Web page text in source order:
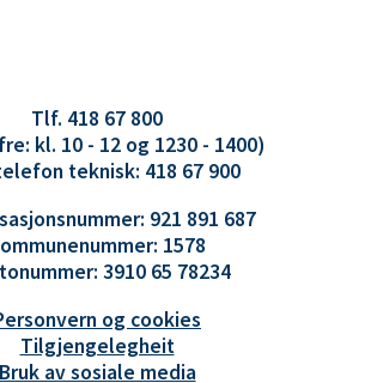
Tlf. 418 67 800
kl. 10 - 12 og 1230 - 1400)
teknisk: 418 67 900
921 891 687
1578
3910 65 78234
og cookies
Tilgjengelegheit
Bruk av sosiale media